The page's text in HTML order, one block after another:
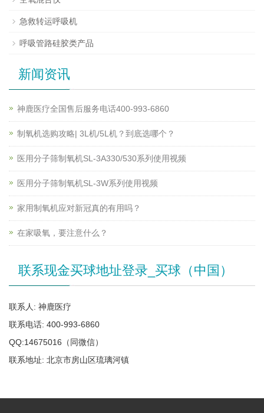
急救转运呼吸机
呼吸管路硅胶类产品
新闻资讯
神鹿医疗全国售后服务电话400-993-6860
制氧机选购攻略| 3L机/5L机？到底选哪个？
医用分子筛制氧机SL-3A330/530系列使用视频
医用分子筛制氧机SL-3W系列使用视频
家用制氧机应对新冠真的有用吗？
在家吸氧，要注意什么？
联系现金买球地址登录_买球（中国）
联系人: 神鹿医疗
联系电话: 400-993-6860
QQ:14675016（同微信）
联系地址: 北京市房山区琉璃河镇